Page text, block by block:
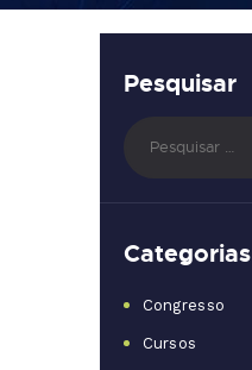
Pesquisar
por:
Categorias
Congresso
Cursos